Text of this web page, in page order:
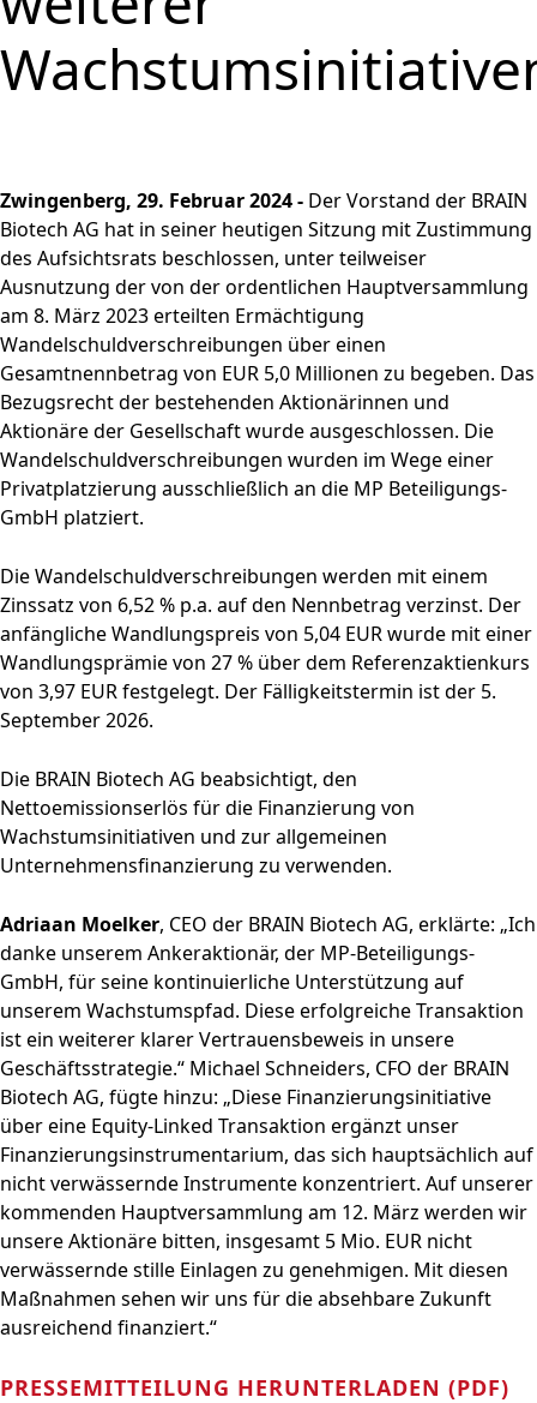
Mikroorganismen &
Inhaltsstoffe
Fermentationen
Menü schließen
STANDORTE
Produktion,
Menü schließen
MÄRKTE
Umwelt
Menü schließen
Kontakt
Menü schließen
Finanzkennzahlen
Segmente
GOVERNANCE
Leitung & Kontrolle
Erklärung zur
Unternehmensführung
Entsprechenserklärung
2025
Vergütung
Unternehmenssatzung
und Geschäftsordnung
des Aufsichtsrats
Menü schließen
FINANZPUBLIKATIONEN &
Finanzberichte
Präsentationen & Videos
Finanzkalender
Investoren-Events
Kapitalmarkttag
Glossar
Menü schließen
Submenü öffnen:
Hauptversammlung
Hauptversammlung
2026
Archiv
Menü schließen
FAQ
Download
Nachhaltigkeitsbericht & ESG-
Unternehmensgruppe
Menü schließen
Zwingenberg, 29. Februar 2024 - Der Vorstand der BRAIN
Biotech AG hat in seiner heutigen Sitzung mit Zustimmung
des Aufsichtsrats beschlossen, unter teilweiser
Ausnutzung der von der ordentlichen Hauptversammlung
am 8. März 2023 erteilten Ermächtigung
Wandelschuldverschreibungen über einen
Gesamtnennbetrag von EUR 5,0 Millionen zu begeben. Das
Bezugsrecht der bestehenden Aktionärinnen und
Aktionäre der Gesellschaft wurde ausgeschlossen. Die
Wandelschuldverschreibungen wurden im Wege einer
Privatplatzierung ausschließlich an die MP Beteiligungs-
GmbH platziert.
Die Wandelschuldverschreibungen werden mit einem
Zinssatz von 6,52 % p.a. auf den Nennbetrag verzinst. Der
anfängliche Wandlungspreis von 5,04 EUR wurde mit einer
Wandlungsprämie von 27 % über dem Referenzaktienkurs
von 3,97 EUR festgelegt. Der Fälligkeitstermin ist der 5.
September 2026.
Die BRAIN Biotech AG beabsichtigt, den
Nettoemissionserlös für die Finanzierung von
Wachstumsinitiativen und zur allgemeinen
Unternehmensfinanzierung zu verwenden.
Adriaan Moelker, CEO der BRAIN Biotech AG, erklärte: „Ich
danke unserem Ankeraktionär, der MP-Beteiligungs-
GmbH, für seine kontinuierliche Unterstützung auf
unserem Wachstumspfad. Diese erfolgreiche Transaktion
ist ein weiterer klarer Vertrauensbeweis in unsere
Geschäftsstrategie.“ Michael Schneiders, CFO der BRAIN
Biotech AG, fügte hinzu: „Diese Finanzierungsinitiative
über eine Equity-Linked Transaktion ergänzt unser
Finanzierungsinstrumentarium, das sich hauptsächlich auf
nicht verwässernde Instrumente konzentriert. Auf unserer
kommenden Hauptversammlung am 12. März werden wir
unsere Aktionäre bitten, insgesamt 5 Mio. EUR nicht
verwässernde stille Einlagen zu genehmigen. Mit diesen
Maßnahmen sehen wir uns für die absehbare Zukunft
ausreichend finanziert.“
PRESSEMITTEILUNG HERUNTERLADEN (PDF)